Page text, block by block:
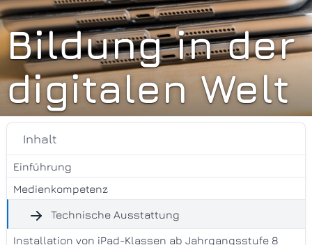
Bildung in der
digitalen Welt
Inhalt
Einführung
Medienkompetenz
Technische Ausstattung
Installation von iPad-Klassen ab Jahrgangsstufe 8